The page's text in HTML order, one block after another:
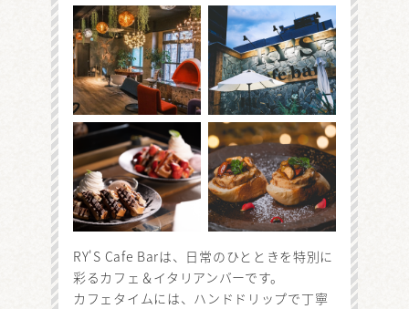
RY'S Cafe Barは、日常のひとときを特別に
彩るカフェ＆イタリアンバーです。
カフェタイムには、ハンドドリップで丁寧